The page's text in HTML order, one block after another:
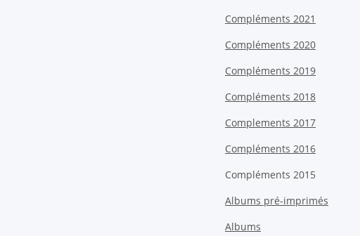
Compléments 2021
Compléments 2020
Compléments 2019
Compléments 2018
Complements 2017
Compléments 2016
Compléments 2015
Albums pré-imprimés
Albums